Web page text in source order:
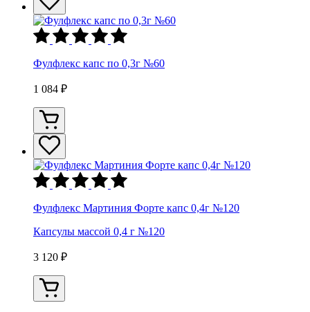
Фулфлекс капс по 0,3г №60
1 084 ₽
Фулфлекс Мартиния Форте капс 0,4г №120
Капсулы массой 0,4 г №120
3 120 ₽